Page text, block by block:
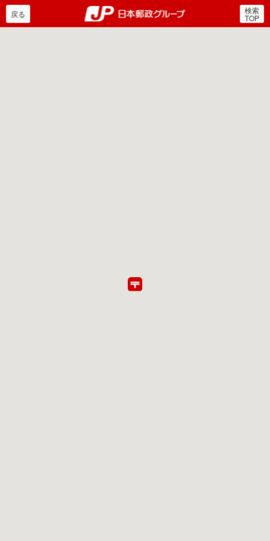
郵便局・日本郵政グルー
戻る 検索
TOP